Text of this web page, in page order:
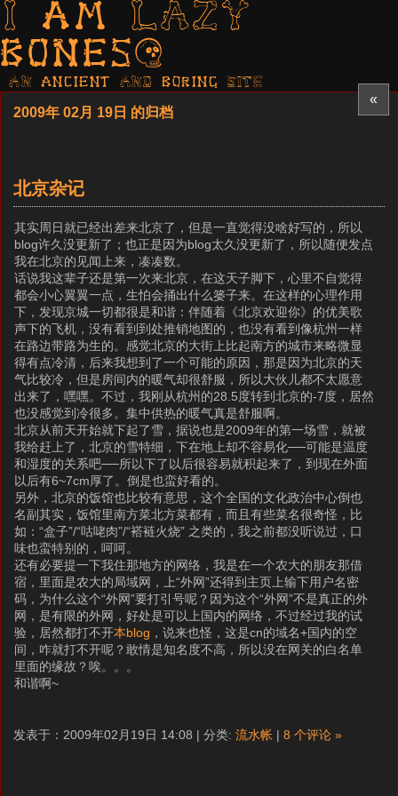
I am LAZY
bones?
AN ancient AND boring SITE
«
2009年 02月 19日 的归档
北京杂记
其实周日就已经出差来北京了，但是一直觉得没啥好写的，所以
blog许久没更新了；也正是因为blog太久没更新了，所以随便发点
我在北京的见闻上来，凑凑数。
话说我这辈子还是第一次来北京，在这天子脚下，心里不自觉得
都会小心翼翼一点，生怕会捅出什么篓子来。在这样的心理作用
下，发现京城一切都很是和谐：伴随着《北京欢迎你》的优美歌
声下的飞机，没有看到到处推销地图的，也没有看到像杭州一样
在路边带路为生的。感觉北京的大街上比起南方的城市来略微显
得有点冷清，后来我想到了一个可能的原因，那是因为北京的天
气比较冷，但是房间内的暖气却很舒服，所以大伙儿都不太愿意
出来了，嘿嘿。不过，我刚从杭州的28.5度转到北京的-7度，居然
也没感觉到冷很多。集中供热的暖气真是舒服啊。
北京从前天开始就下起了雪，据说也是2009年的第一场雪，就被
我给赶上了，北京的雪特细，下在地上却不容易化──可能是温度
和湿度的关系吧──所以下了以后很容易就积起来了，到现在外面
以后有6~7cm厚了。倒是也蛮好看的。
另外，北京的饭馆也比较有意思，这个全国的文化政治中心倒也
名副其实，饭馆里南方菜北方菜都有，而且有些菜名很奇怪，比
如：“盒子”/“咕咾肉”/“褡裢火烧” 之类的，我之前都没听说过，口
味也蛮特别的，呵呵。
还有必要提一下我住那地方的网络，我是在一个农大的朋友那借
宿，里面是农大的局域网，上“外网”还得到主页上输下用户名密
码，为什么这个“外网”要打引号呢？因为这个“外网”不是真正的外
网，是有限的外网，好处是可以上国内的网络，不过经过我的试
验，居然都打不开本blog ，说来也怪，这是cn的域名+国内的空
间，咋就打不开呢？敢情是知名度不高，所以没在网关的白名单
里面的缘故？唉。。。
和谐啊~
发表于：2009年02月19日 14:08 | 分类: 流水帐 | 8 个评论 »